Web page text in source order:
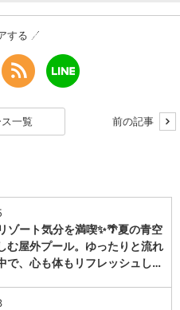
する
一覧 前の記事
ゾート気分を満喫✨🌴夏の青空
む屋外プール。ゆったりと流れ
で、心も体もリフレッシュし…